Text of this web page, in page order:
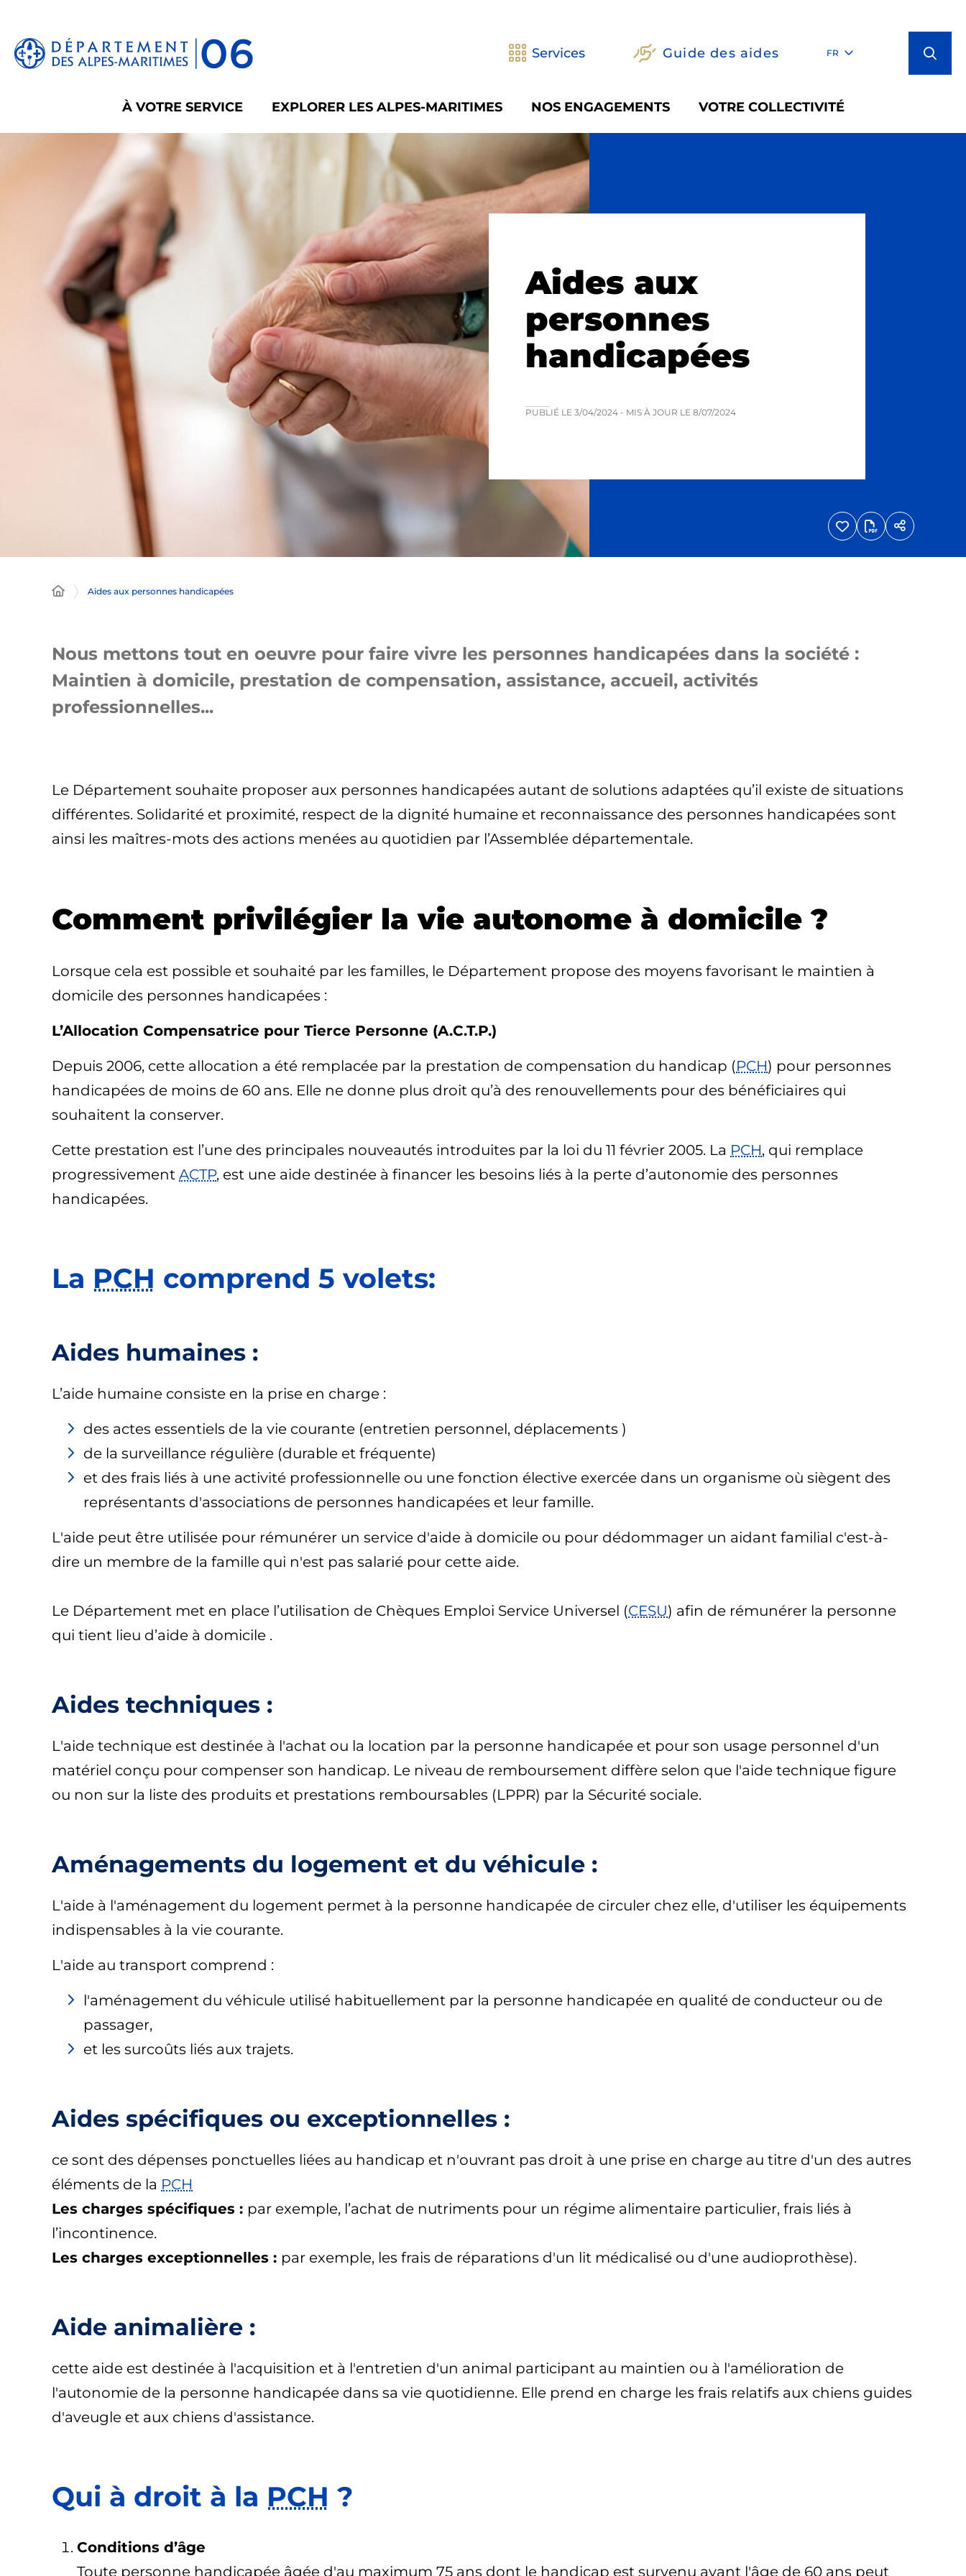
Services Guide des aides FR
À VOTRE SERVICE EXPLORER LES ALPES-MARITIMES NOS ENGAGEMENTS VOTRE COLLECTIVITÉ
Aides aux
personnes
handicapées
PUBLIÉ LE 3/04/2024 - MIS À JOUR LE 8/07/2024
Aides aux personnes handicapées
Nous mettons tout en oeuvre pour faire vivre les personnes handicapées dans la société :
Maintien à domicile, prestation de compensation, assistance, accueil, activités
professionnelles...
Le Département souhaite proposer aux personnes handicapées autant de solutions adaptées qu’il existe de situations
différentes. Solidarité et proximité, respect de la dignité humaine et reconnaissance des personnes handicapées sont
ainsi les maîtres-mots des actions menées au quotidien par l’Assemblée départementale.
Comment privilégier la vie autonome à domicile ?
Lorsque cela est possible et souhaité par les familles, le Département propose des moyens favorisant le maintien à
domicile des personnes handicapées :
L’Allocation Compensatrice pour Tierce Personne (A.C.T.P.)
Depuis 2006, cette allocation a été remplacée par la prestation de compensation du handicap (PCH) pour personnes
handicapées de moins de 60 ans. Elle ne donne plus droit qu’à des renouvellements pour des bénéficiaires qui
souhaitent la conserver.
Cette prestation est l’une des principales nouveautés introduites par la loi du 11 février 2005. La PCH, qui remplace
progressivement ACTP, est une aide destinée à financer les besoins liés à la perte d’autonomie des personnes
handicapées.
La PCH comprend 5 volets:
Aides humaines :
L’aide humaine consiste en la prise en charge :
des actes essentiels de la vie courante (entretien personnel, déplacements )
de la surveillance régulière (durable et fréquente)
et des frais liés à une activité professionnelle ou une fonction élective exercée dans un organisme où siègent des
représentants d'associations de personnes handicapées et leur famille.
L'aide peut être utilisée pour rémunérer un service d'aide à domicile ou pour dédommager un aidant familial c'est-à-
dire un membre de la famille qui n'est pas salarié pour cette aide.
Le Département met en place l’utilisation de Chèques Emploi Service Universel (CESU) afin de rémunérer la personne
qui tient lieu d’aide à domicile .
Aides techniques :
L'aide technique est destinée à l'achat ou la location par la personne handicapée et pour son usage personnel d'un
matériel conçu pour compenser son handicap. Le niveau de remboursement diffère selon que l'aide technique figure
ou non sur la liste des produits et prestations remboursables (LPPR) par la Sécurité sociale.
Aménagements du logement et du véhicule :
L'aide à l'aménagement du logement permet à la personne handicapée de circuler chez elle, d'utiliser les équipements
indispensables à la vie courante.
L'aide au transport comprend :
l'aménagement du véhicule utilisé habituellement par la personne handicapée en qualité de conducteur ou de
passager,
et les surcoûts liés aux trajets.
Aides spécifiques ou exceptionnelles :
ce sont des dépenses ponctuelles liées au handicap et n'ouvrant pas droit à une prise en charge au titre d'un des autres
éléments de la PCH
Les charges spécifiques : par exemple, l’achat de nutriments pour un régime alimentaire particulier, frais liés à
l’incontinence.
Les charges exceptionnelles : par exemple, les frais de réparations d'un lit médicalisé ou d'une audioprothèse).
Aide animalière :
cette aide est destinée à l'acquisition et à l'entretien d'un animal participant au maintien ou à l'amélioration de
l'autonomie de la personne handicapée dans sa vie quotidienne. Elle prend en charge les frais relatifs aux chiens guides
d'aveugle et aux chiens d'assistance.
Qui à droit à la PCH ?
Conditions d’âge
Toute personne handicapée âgée d'au maximum 75 ans dont le handicap est survenu avant l'âge de 60 ans peut